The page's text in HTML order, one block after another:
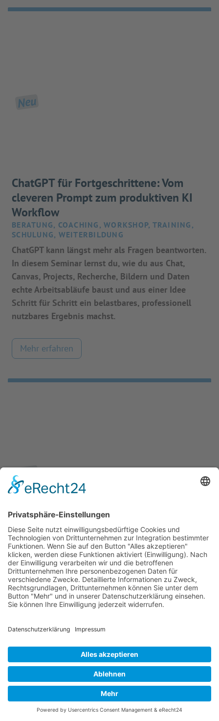
Neu
ChatGPT für Fortgeschrittene: Vom
cleveren Prompt zum produktiven KI
Workflow
BERATUNG, COACHING, WORKSHOP, TRAINING,
SCHULUNG, WEITERBILDUNG
ChatGPT kann längst mehr als Fragen beantworten.
In diesem Seminar lernst du, wie du aus Chat,
Canvas, Projects, Recherche, Bildern und Daten
echte Arbeitsabläufe baust und aus einer Idee
Schritt für Schritt ein belastbares, professionell
nutzbares Ergebnis machst.
Mehr erfahren
Neu
KI erfolgreich führen: Generative KI, AI
Agents und Zukunftsstrategien für
Entscheider
BERATUNG, COACHING, WORKSHOP, TRAINING,
SCHULUNG, WEITERBILDUNG
sondern ganze Geschäftsmodelle. Dieses Seminar
zeigt Führungskräften, wie sie Chancen erkennen,
Risiken steuern, Mitarbeitende mitnehmen und
eine tragfähige KI Strategie entwickeln, die echten
Mehrwert schafft.